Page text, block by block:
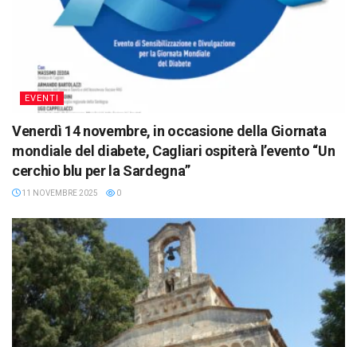
EVENTI
Venerdì 14 novembre, in occasione della Giornata
mondiale del diabete, Cagliari ospiterà l’evento “Un
cerchio blu per la Sardegna”
11 NOVEMBRE 2025 0